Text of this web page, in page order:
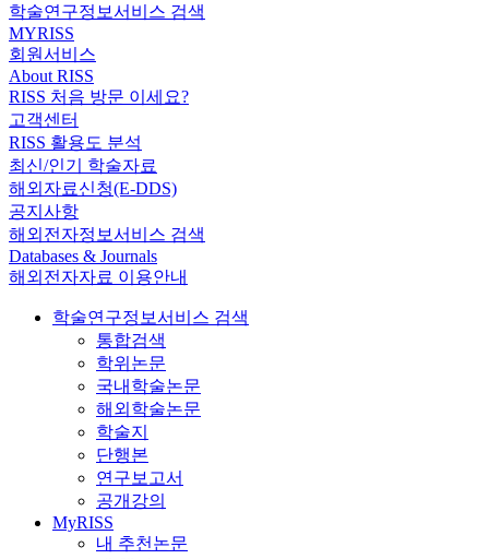
학술연구정보서비스 검색
MYRISS
회원서비스
About RISS
RISS 처음 방문 이세요?
고객센터
RISS 활용도 분석
최신/인기 학술자료
해외자료신청(E-DDS)
공지사항
해외전자정보서비스 검색
Databases & Journals
해외전자자료 이용안내
학술연구정보서비스 검색
통합검색
학위논문
국내학술논문
해외학술논문
학술지
단행본
연구보고서
공개강의
MyRISS
내 추천논문